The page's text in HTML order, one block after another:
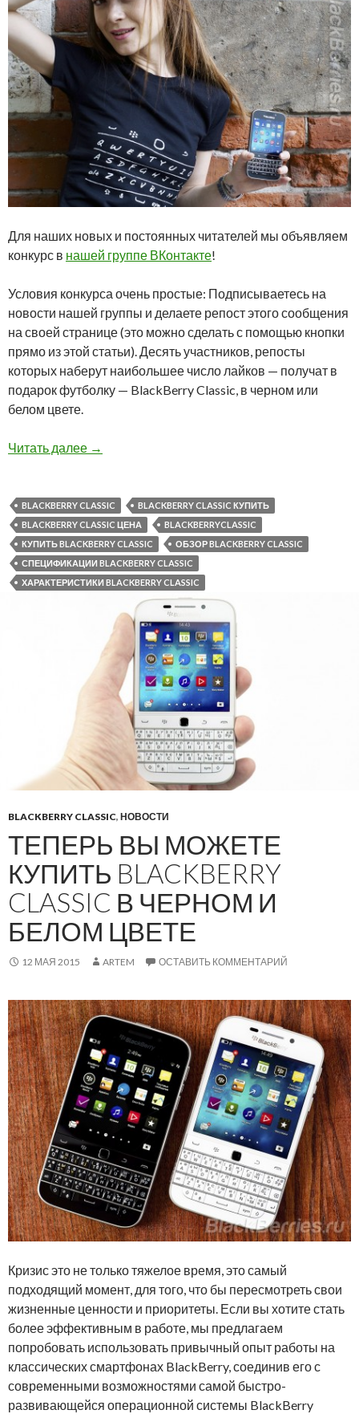
Для наших новых и постоянных читателей мы объявляем
конкурс в нашей группе ВКонтакте!
Условия конкурса очень простые: Подписываетесь на
новости нашей группы и делаете репост этого сообщения
на своей странице (это можно сделать с помощью кнопки
прямо из этой статьи). Десять участников, репосты
которых наберут наибольшее число лайков — получат в
подарок футболку — BlackBerry Classic, в черном или
белом цвете.
Читать далее Внимание Конкурс: Разыгрываем футболки
→
BLACKBERRY CLASSIC
BLACKBERRY CLASSIC КУПИТЬ
BLACKBERRY CLASSIC ЦЕНА
BLACKBERRYCLASSIC
КУПИТЬ BLACKBERRY CLASSIC
ОБЗОР BLACKBERRY CLASSIC
СПЕЦИФИКАЦИИ BLACKBERRY CLASSIC
ХАРАКТЕРИСТИКИ BLACKBERRY CLASSIC
BLACKBERRY CLASSIC, НОВОСТИ
ТЕПЕРЬ ВЫ МОЖЕТЕ
КУПИТЬ BLACKBERRY
CLASSIC В ЧЕРНОМ И
БЕЛОМ ЦВЕТЕ
12 МАЯ 2015 ARTEM ОСТАВИТЬ КОММЕНТАРИЙ
Кризис это не только тяжелое время, это самый
подходящий момент, для того, что бы пересмотреть свои
жизненные ценности и приоритеты. Если вы хотите стать
более эффективным в работе, мы предлагаем
попробовать использовать привычный опыт работы на
классических смартфонах BlackBerry, соединив его с
современными возможностями самой быстро-
развивающейся операционной системы BlackBerry